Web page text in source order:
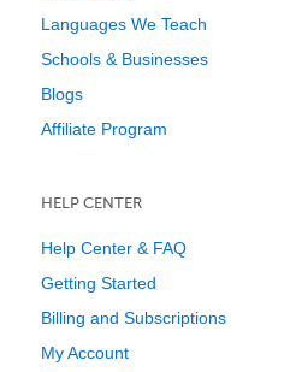
Languages We Teach
Schools & Businesses
Blogs
Affiliate Program
HELP CENTER
Help Center & FAQ
Getting Started
Billing and Subscriptions
My Account